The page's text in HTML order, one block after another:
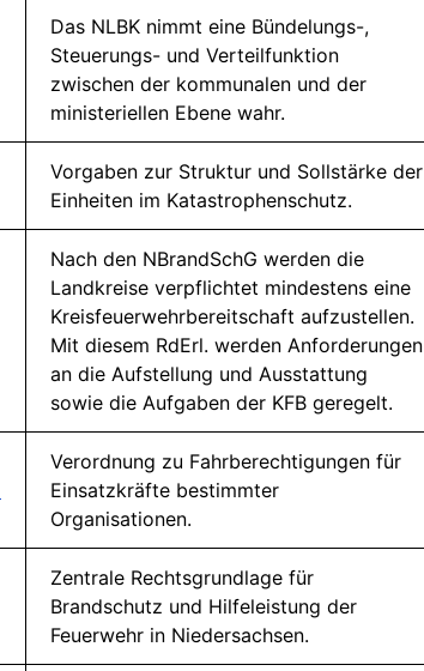
Das NLBK nimmt eine Bündelungs-,
Steuerungs- und Verteilfunktion
zwischen der kommunalen und der
ministeriellen Ebene wahr.
Vorgaben zur Struktur und Sollstärke der
Einheiten im Katastrophenschutz.
Nach den NBrandSchG werden die
Landkreise verpflichtet mindestens eine
Kreisfeuerwehrbereitschaft aufzustellen.
Mit diesem RdErl. werden Anforderungen
an die Aufstellung und Ausstattung
sowie die Aufgaben der KFB geregelt.
Verordnung zu Fahrberechtigungen für
Einsatzkräfte bestimmter
Organisationen.
Zentrale Rechtsgrundlage für
Brandschutz und Hilfeleistung der
Feuerwehr in Niedersachsen.